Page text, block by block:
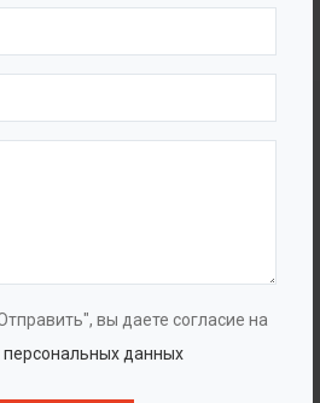
вы даете согласие на
персональных данных